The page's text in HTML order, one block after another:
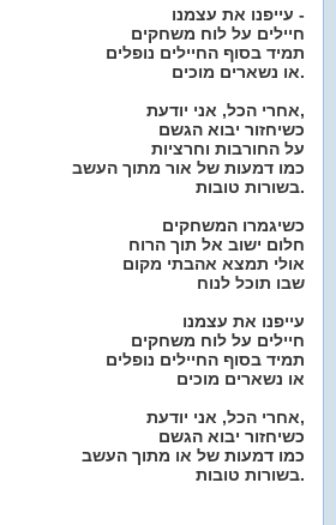
עייפנו את עצמנו -
חיילים על לוח משחקים
תמיד בסוף החיילים נופלים
או נשארים מוכים.
אחרי הכל, אני יודעת,
כשיחזור יבוא הגשם
על החורבות וחרציות
כמו דמעות של אור מתוך העשב
בשורות טובות.
כשיגמרו המשחקים
חלום ישוב אל תוך הרוח
אולי תמצא אהבתי מקום
שבו תוכל לנוח
עייפנו את עצמנו
חיילים על לוח משחקים
תמיד בסוף החיילים נופלים
או נשארים מוכים
אחרי הכל, אני יודעת,
כשיחזור יבוא הגשם
כמו דמעות של או מתוך העשב
בשורות טובות.